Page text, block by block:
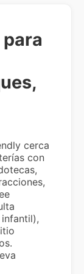
cerca
con